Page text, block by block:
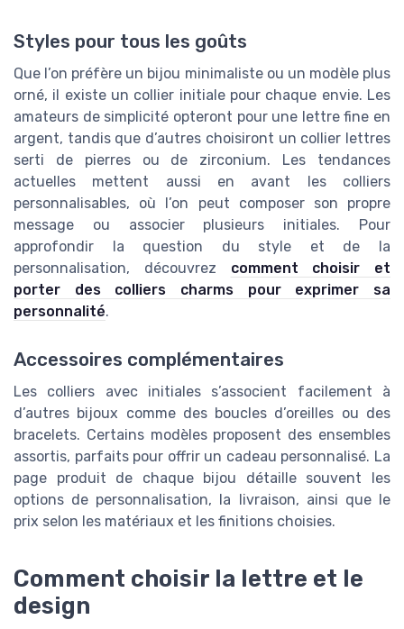
Styles pour tous les goûts
Que l’on préfère un bijou minimaliste ou un modèle plus
orné, il existe un collier initiale pour chaque envie. Les
amateurs de simplicité opteront pour une lettre fine en
argent, tandis que d’autres choisiront un collier lettres
serti de pierres ou de zirconium. Les tendances
actuelles mettent aussi en avant les colliers
personnalisables, où l’on peut composer son propre
message ou associer plusieurs initiales. Pour
approfondir la question du style et de la
personnalisation, découvrez comment choisir et
porter des colliers charms pour exprimer sa
personnalité.
Accessoires complémentaires
Les colliers avec initiales s’associent facilement à
d’autres bijoux comme des boucles d’oreilles ou des
bracelets. Certains modèles proposent des ensembles
assortis, parfaits pour offrir un cadeau personnalisé. La
page produit de chaque bijou détaille souvent les
options de personnalisation, la livraison, ainsi que le
prix selon les matériaux et les finitions choisies.
Comment choisir la lettre et le
design